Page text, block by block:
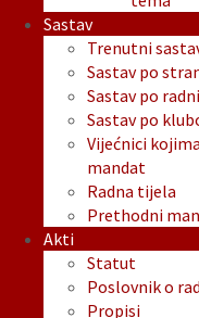
Sastav
Trenutni
Sastav po
Sastav po
Sastav po
Vijećnici
mandat
Radna tijela
Prethodni
Akti
Statut
Poslovnik o
Propisi